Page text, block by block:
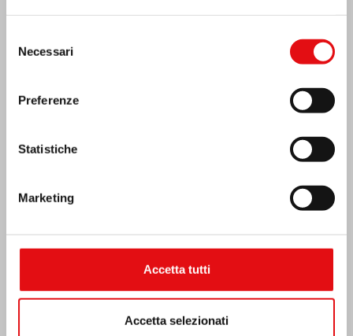
delNecessari
Preferenze
Statistiche
Marketing
Accetta tutti
Accetta selezionati
Costa d’Avorio: doppio Giubileo d’Argento